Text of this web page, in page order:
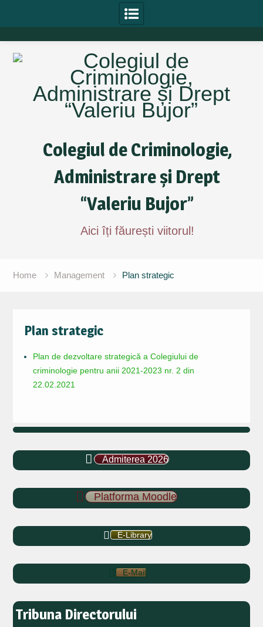
Colegiul de Criminologie,
Administrare și Drept
“Valeriu Bujor”
Aici îți făurești viitorul!
Home Management Plan strategic
Plan strategic
Plan de dezvoltare strategică a Colegiului de
criminologie pentru anii 2021-2023 nr. 2 din
22.02.2021
Admiterea 2026
Platforma Moodle
E-Library
E-Mail
Tribuna Directorului